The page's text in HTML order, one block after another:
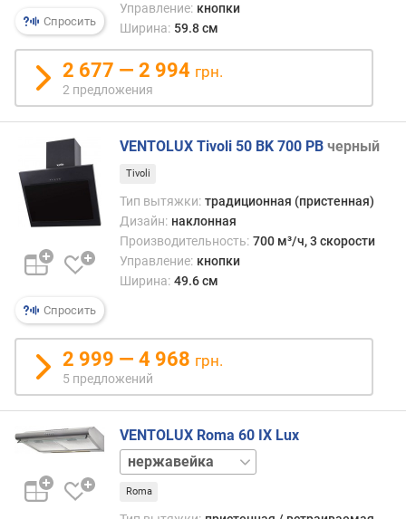
р
о
г
и
х
к
д
е
ш
е
ы
п
о
т
з
ы
в
а
м
о
д
Спросить
Управление: кнопки
Ширина: 59.8 см
2 677 — 2 994 грн.
2 предложения
Спросить
VENTOLUX Tivoli 50 BK 700 PB черный
Tivoli
Тип вытяжки: традиционная (пристенная)
Дизайн: наклонная
Производительность: 700 м³/ч, 3 скорости
Управление: кнопки
Ширина: 49.6 см
2 999 — 4 968 грн.
5 предложений
VENTOLUX Roma 60 IX Lux
белый
коричневый
слоновая
кость
Roma